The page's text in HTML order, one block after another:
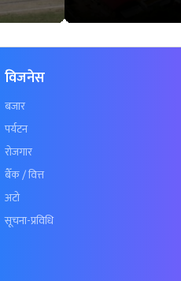
विजनेस
बजार
पर्यटन
रोजगार
बैँक / वित्त
अटो
सूचना-प्रविधि